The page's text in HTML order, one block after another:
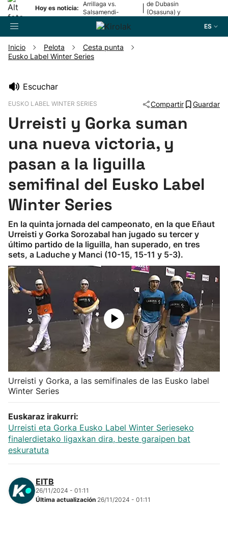
Hoy es noticia:
Arrillaga vs.
Salsamendi-
Bergara y Erasun
vs. Gaminde
de Dubasin
(Osasuna) y
ES
Fútbol
Pelota
Baloncesto
Herri-kirolak
Balonmano
Kirolak 360
Atletismo
Carreras de montaña
Más deportes
"Helmuga"
Inicio Pelota
Cesta punta
Eusko Label Winter Series
Escuchar
EUSKO LABEL WINTER SERIES Compartir Guardar
Urreisti y Gorka suman
una nueva victoria, y
pasan a la liguilla
semifinal del Eusko Label
Winter Series
En la quinta jornada del campeonato, en la que Eñaut
Urreisti y Gorka Sorozabal han jugado su tercer y
último partido de la liguilla, han superado, en tres
sets, a Laduche y Manci (10-15, 15-11 y 5-3).
Urreisti y Gorka, a las semifinales de las Eusko label
Winter Series
Euskaraz irakurri:
Urreisti eta Gorka Eusko Label Winter Serieseko
finalerdietako ligaxkan dira, beste garaipen bat
eskuratuta
EITB
26/11/2024 - 01:11
Última actualización 26/11/2024 - 01:11